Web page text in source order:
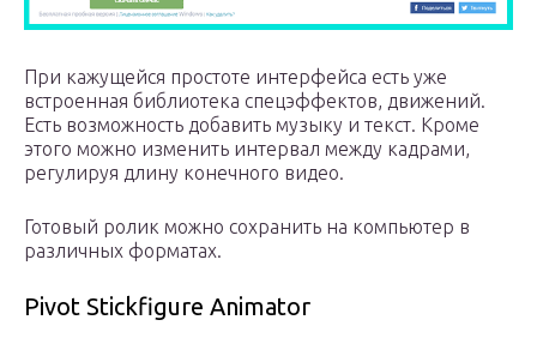
При кажущейся простоте интерфейса есть уже
встроенная библиотека спецэффектов, движений.
Есть возможность добавить музыку и текст. Кроме
этого можно изменить интервал между кадрами,
регулируя длину конечного видео.
Готовый ролик можно сохранить на компьютер в
различных форматах.
Pivot Stickfigure Animator